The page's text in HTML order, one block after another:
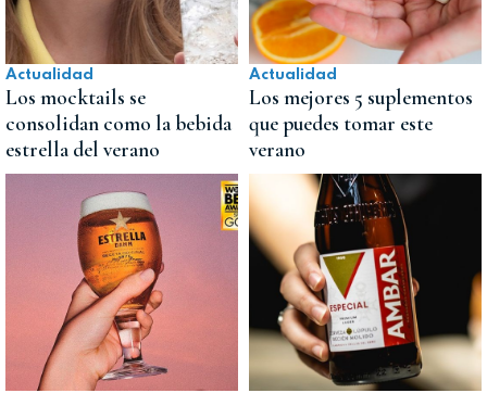
Actualidad
Los mocktails se
consolidan como la bebida
estrella del verano
Actualidad
Los mejores 5 suplementos
que puedes tomar este
verano